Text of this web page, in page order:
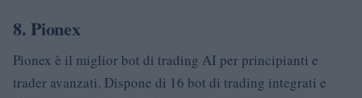
8. Pionex
Pionex è il miglior bot di trading AI per principianti e
trader avanzati. Dispone di 16 bot di trading integrati e